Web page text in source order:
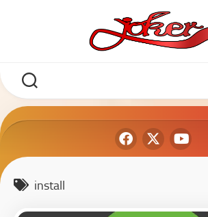
install